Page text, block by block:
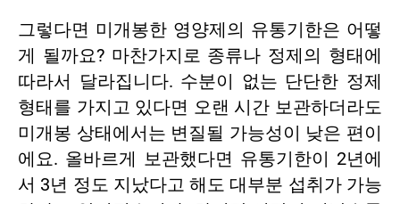
그렇다면 미개봉한 영양제의 유통기한은 어떻
게 될까요? 마찬가지로 종류나 정제의 형태에
따라서 달라집니다. 수분이 없는 단단한 정제
형태를 가지고 있다면 오랜 시간 보관하더라도
미개봉 상태에서는 변질될 가능성이 낮은 편이
에요. 올바르게 보관했다면 유통기한이 2년에
서 3년 정도 지났다고 해도 대부분 섭취가 가능